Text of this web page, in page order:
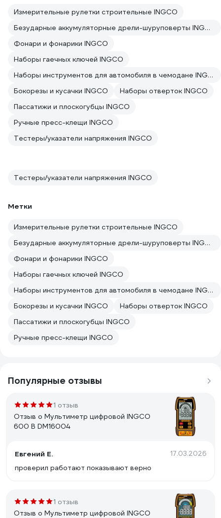
Измерительные рулетки строительные INGCO
Безударные аккумуляторные дрели-шуруповерты INGCO
Фонари и фонарики INGCO
Наборы гаечных ключей INGCO
Наборы инструментов для автомобиля в чемодане INGCO
Бокорезы и кусачки INGCO
Наборы отверток INGCO
Пассатижи и плоскогубцы INGCO
Ручные пресс-клещи INGCO
Тестеры/указатели напряжения INGCO
Тестеры/указатели напряжения INGCO
Метки
Измерительные рулетки строительные INGCO
Безударные аккумуляторные дрели-шуруповерты INGCO
Фонари и фонарики INGCO
Наборы гаечных ключей INGCO
Наборы инструментов для автомобиля в чемодане INGCO
Бокорезы и кусачки INGCO
Наборы отверток INGCO
Пассатижи и плоскогубцы INGCO
Ручные пресс-клещи INGCO
Популярные отзывы
1 отзыв
Отзыв о Мультиметр цифровой INGCO
600 В DM16004
Евгений Е. 17.03.2026
проверил работают показывают верно
1 отзыв
Отзыв о Мультиметр цифровой INGCO